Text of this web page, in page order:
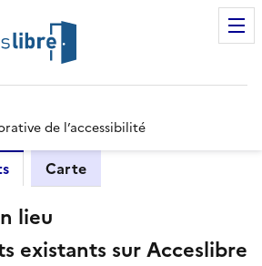
de l’accessibilité
Carte
lieu
existants sur Acceslibre